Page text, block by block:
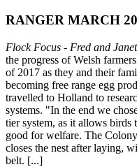
RANGER MARCH
Flock Focus - Fred and
the progress of Welsh
of 2017 as they and their
becoming free range egg
travelled to Holland to
systems. "In the end we
tier system, as it allows
good for welfare. The
closes the nest after laying,
belt. [...]